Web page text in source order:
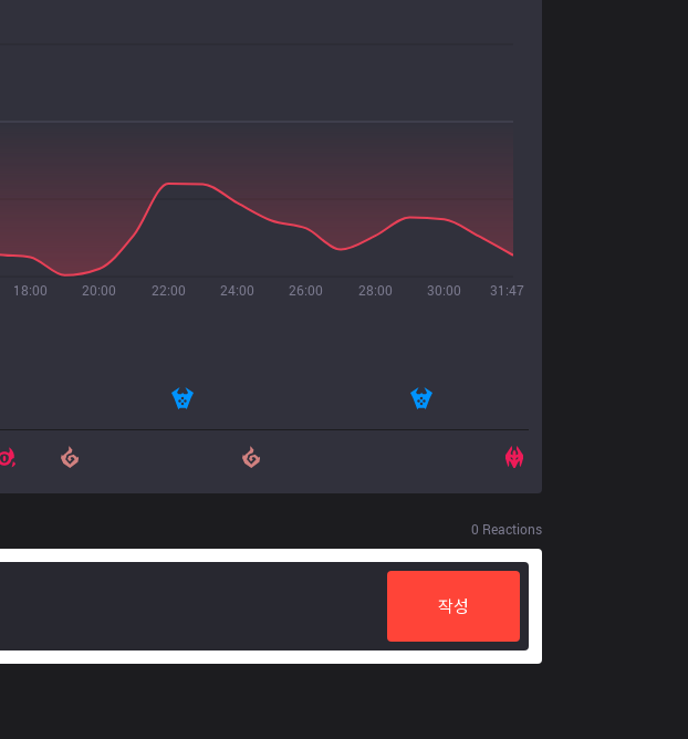
18:00 20:00 22:00 24:00 26:00 28:00 30:00 31:47
0 Reactions
작성